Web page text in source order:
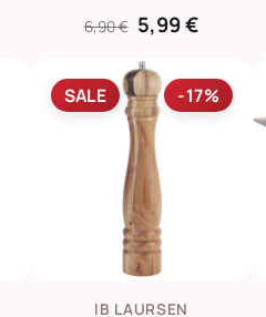
6,90 € 5,99 €
SALE -17%
IB LAURSEN